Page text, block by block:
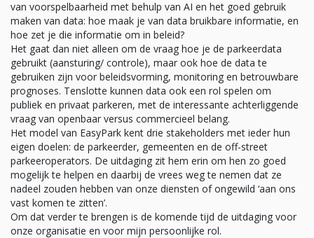
van voorspelbaarheid met behulp van AI en het goed gebruik
maken van data: hoe maak je van data bruikbare informatie, en
hoe zet je die informatie om in beleid?
Het gaat dan niet alleen om de vraag hoe je de parkeerdata
gebruikt (aansturing/ controle), maar ook hoe de data te
gebruiken zijn voor beleidsvorming, monitoring en betrouwbare
prognoses. Tenslotte kunnen data ook een rol spelen om
publiek en privaat parkeren, met de interessante achterliggende
vraag van openbaar versus commercieel belang.
Het model van EasyPark kent drie stakeholders met ieder hun
eigen doelen: de parkeerder, gemeenten en de off-street
parkeeroperators. De uitdaging zit hem erin om hen zo goed
mogelijk te helpen en daarbij de vrees weg te nemen dat ze
nadeel zouden hebben van onze diensten of ongewild ‘aan ons
vast komen te zitten’.
Om dat verder te brengen is de komende tijd de uitdaging voor
onze organisatie en voor mijn persoonlijke rol.